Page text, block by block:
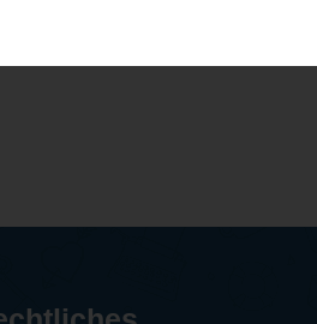
sich zutrauen zu lesen,
Kost, aber mir hat es gut